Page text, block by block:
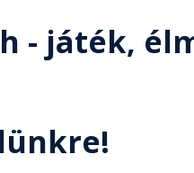
- játék,